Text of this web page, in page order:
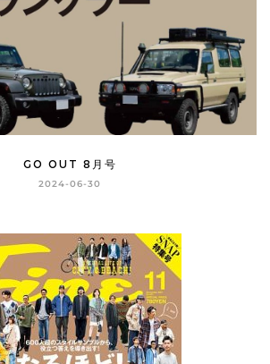
GO OUT 8月号
2024-06-30